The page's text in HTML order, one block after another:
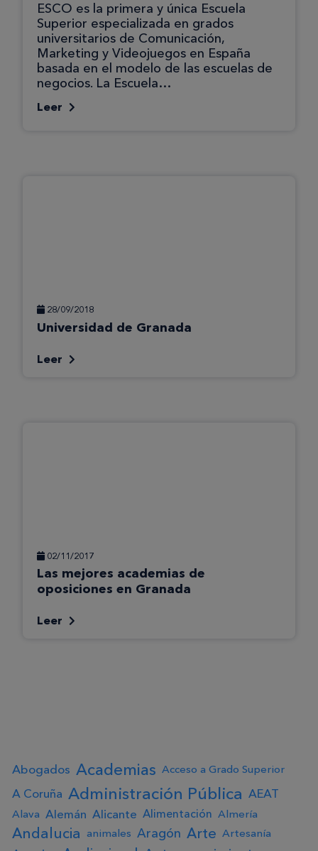
ESCO es la primera y única Escuela
Superior especializada en grados
universitarios de Comunicación,
Marketing y Videojuegos en España
basada en el modelo de las escuelas de
negocios. La Escuela…
Leer
28/09/2018
Universidad de Granada
Leer
02/11/2017
Las mejores academias de
oposiciones en Granada
Leer
Abogados Academias Acceso a Grado Superior
A Coruña Administración Pública AEAT
Alava Alemán Alicante Alimentación Almería
Andalucia animales Aragón Arte Artesanía